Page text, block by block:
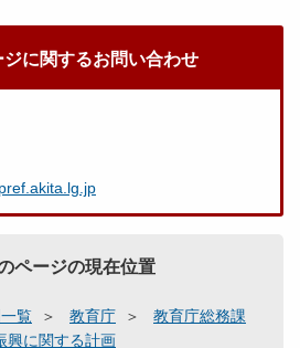
ジに関するお問い合わせ
ページの現在位置
覧 教育庁
教育庁総務課
興に関する計画